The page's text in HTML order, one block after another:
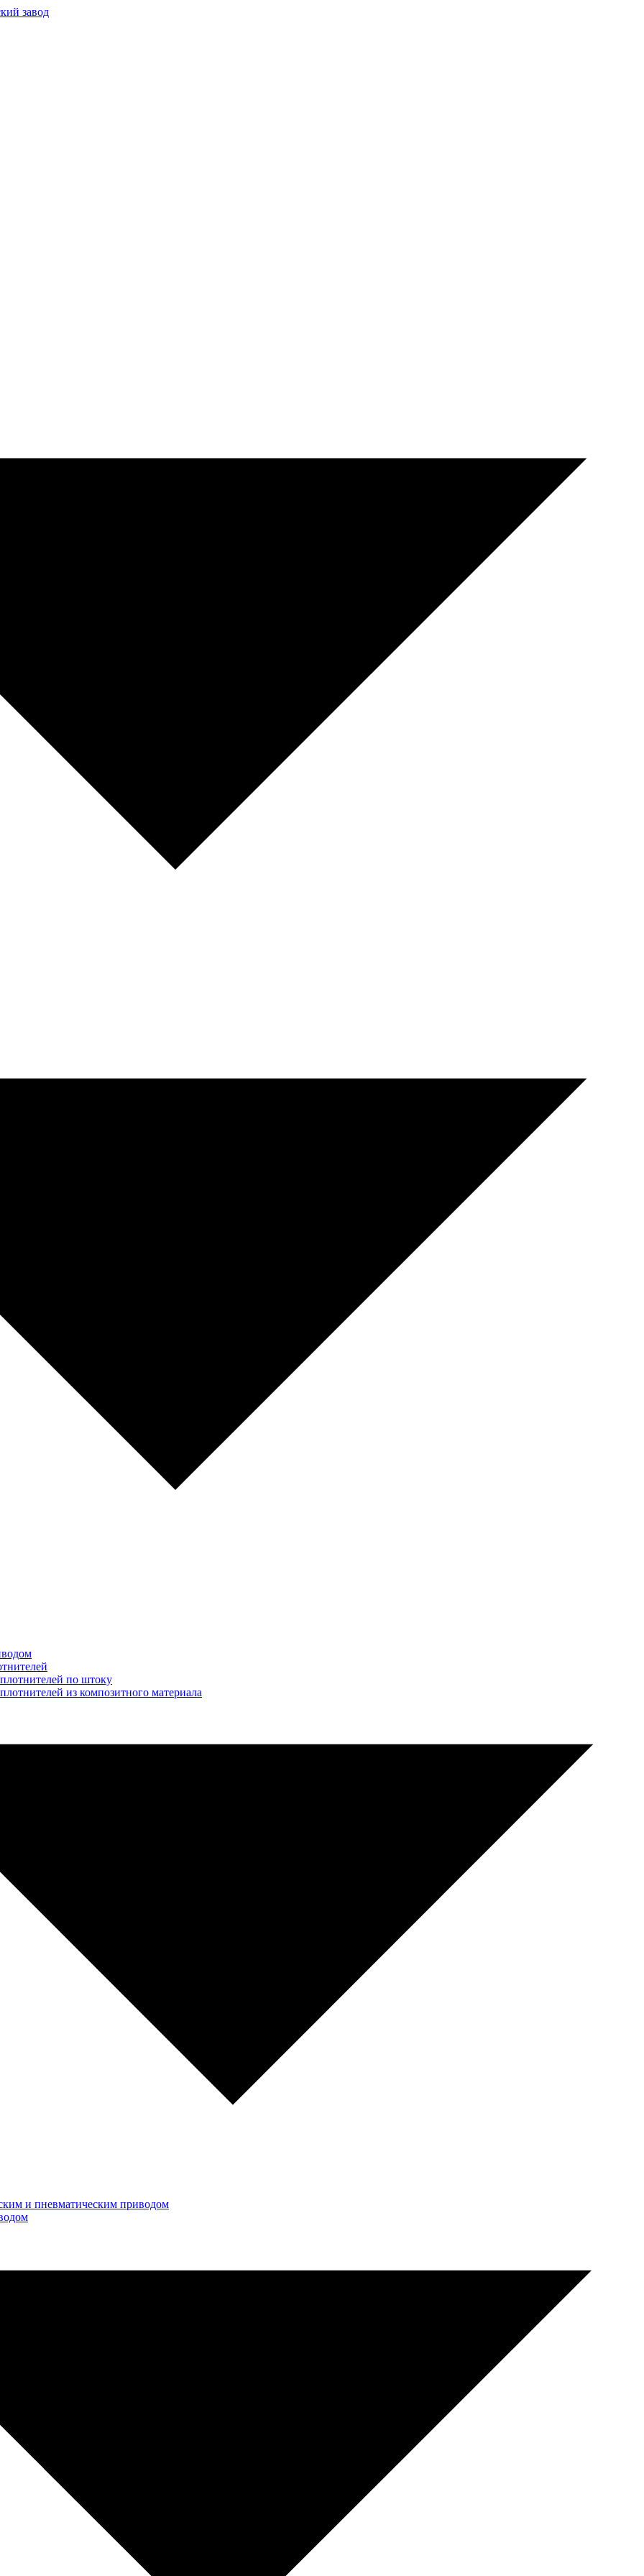
по штоку
из композитного материала
и пневматическим приводом